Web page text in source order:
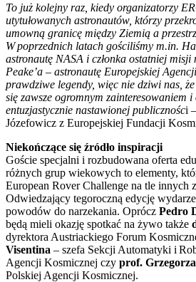
To już kolejny raz, kiedy organizatorzy
utytułowanych astronautów, którzy
umowną granicę między Ziemią a
W poprzednich latach gościliśmy m.in.
astronautę NASA i członka ostatniej misji
Peake’a – astronautę Europejskiej
prawdziwe legendy, więc nie dziwi nas,
się zawsze ogromnym zainteresowaniem
entuzjastycznie nastawionej publiczności
Józefowicz z Europejskiej Fundacji
Niekończące się źródło inspiracji
Goście specjalni i rozbudowana oferta
różnych grup wiekowych to elementy,
European Rover Challenge na tle innych
Odwiedzający tegoroczną edycję
powodów do narzekania. Oprócz Pedro
będą mieli okazję spotkać na żywo także
dyrektora Austriackiego Forum
Visentina – szefa Sekcji Automatyki i
Agencji Kosmicznej czy prof.
Polskiej Agencji Kosmicznej.